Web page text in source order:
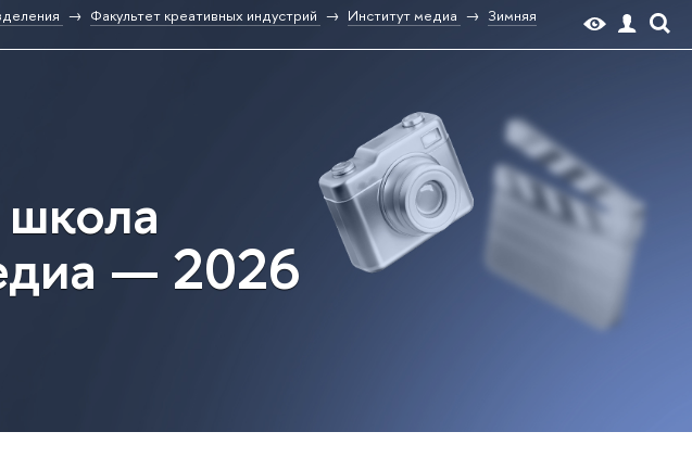
Факультет креативных индустрий Институт медиа
Зимняя
— 2026